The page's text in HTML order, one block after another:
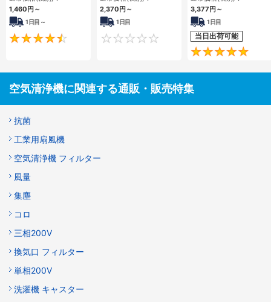
1,460円 ～
1日目～
4.5
2,370円 ～
1日目
0
3,377円 ～
1日目
当日出荷可能
空気清浄機に関連する通販・販売特集
抗菌
工業用扇風機
空気清浄機 フィルター
風量
集塵
コロ
三相200V
換気口 フィルター
単相200V
洗濯機 キャスター